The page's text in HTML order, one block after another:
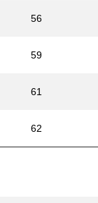
56
59
61
62